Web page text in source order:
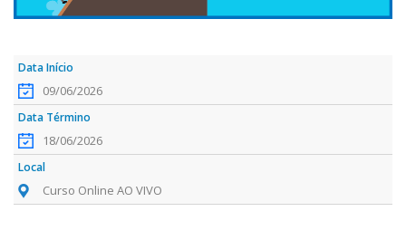
09/06/2026
18/06/2026
Curso Online AO VIVO